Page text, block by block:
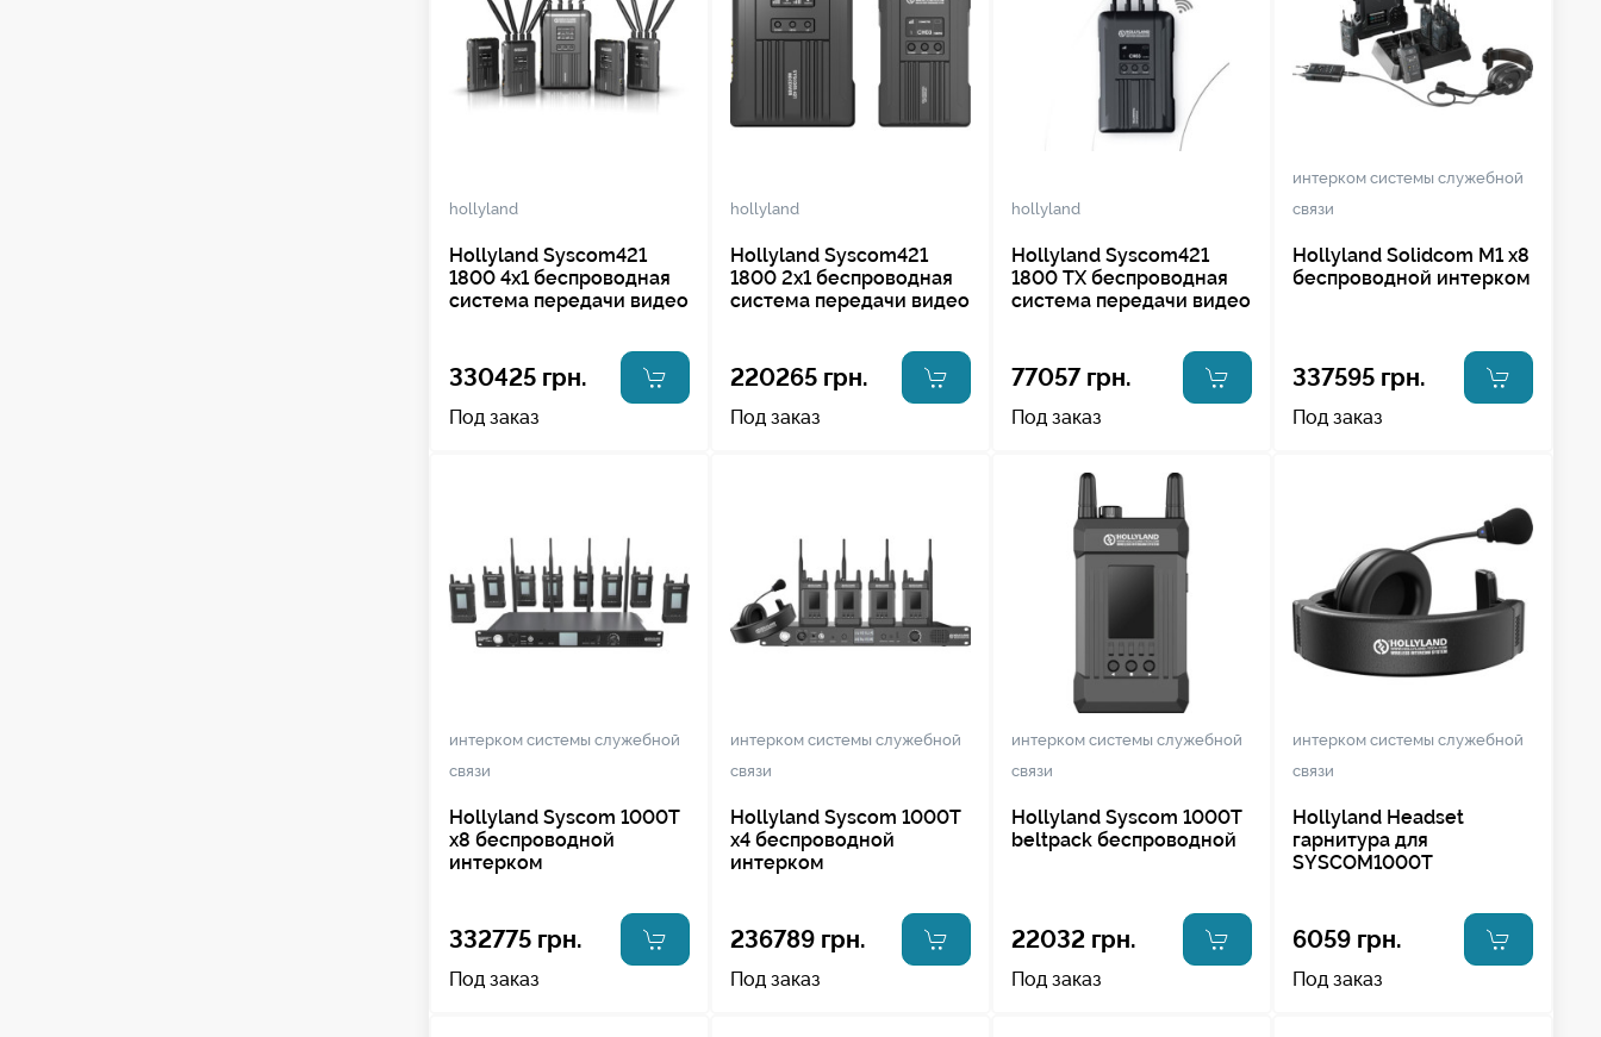
hollyland
Hollyland Syscom421
1800 4х1 беспроводная
система передачи видео
330425 грн.
Под заказ
hollyland
Hollyland Syscom421
1800 2х1 беспроводная
система передачи видео
220265 грн.
Под заказ
hollyland
Hollyland Syscom421
1800 TX беспроводная
система передачи видео
77057 грн.
Под заказ
интерком системы служебной
связи
Hollyland Solidcom M1 x8
беспроводной интерком
337595 грн.
Под заказ
интерком системы служебной
связи
Hollyland Syscom 1000T
x8 беспроводной
интерком
332775 грн.
Под заказ
интерком системы служебной
связи
Hollyland Syscom 1000T
x4 беспроводной
интерком
236789 грн.
Под заказ
интерком системы служебной
связи
Hollyland Syscom 1000T
beltpack беспроводной
22032 грн.
Под заказ
интерком системы служебной
связи
Hollyland Headset
гарнитура для
SYSCOM1000T
6059 грн.
Под заказ